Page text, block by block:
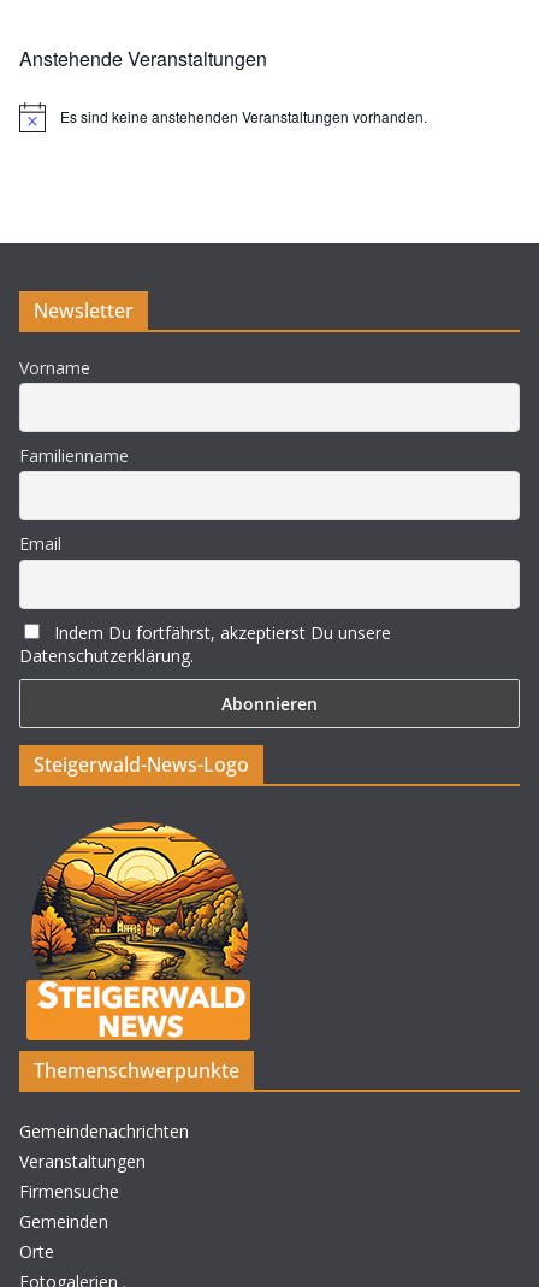
Anstehende Veranstaltungen
H
s
Es sind keine anstehenden Veranstaltungen vorhanden.
Newsletter
Vorname
Familienname
Email
Indem Du fortfährst, akzeptierst Du unsere
Datenschutzerklärung.
Steigerwald-News-Logo
Themenschwerpunkte
Gemeindenachrichten
Veranstaltungen
Firmensuche
Gemeinden
Orte
Fotogalerien .